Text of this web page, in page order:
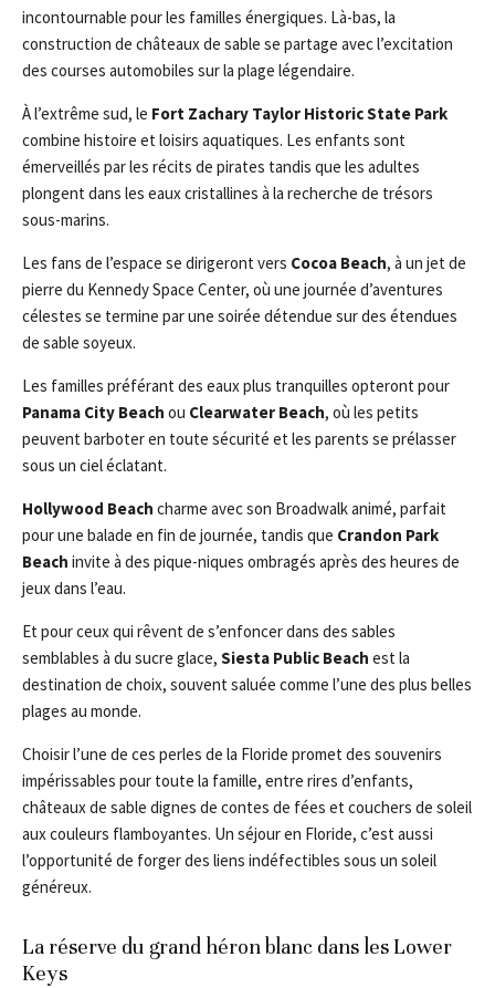
incontournable pour les familles énergiques. Là-bas, la
construction de châteaux de sable se partage avec l’excitation
des courses automobiles sur la plage légendaire.
À l’extrême sud, le Fort Zachary Taylor Historic State Park
combine histoire et loisirs aquatiques. Les enfants sont
émerveillés par les récits de pirates tandis que les adultes
plongent dans les eaux cristallines à la recherche de trésors
sous-marins.
Les fans de l’espace se dirigeront vers Cocoa Beach, à un jet de
pierre du Kennedy Space Center, où une journée d’aventures
célestes se termine par une soirée détendue sur des étendues
de sable soyeux.
Les familles préférant des eaux plus tranquilles opteront pour
Panama City Beach ou Clearwater Beach, où les petits
peuvent barboter en toute sécurité et les parents se prélasser
sous un ciel éclatant.
Hollywood Beach charme avec son Broadwalk animé, parfait
pour une balade en fin de journée, tandis que Crandon Park
Beach invite à des pique-niques ombragés après des heures de
jeux dans l’eau.
Et pour ceux qui rêvent de s’enfoncer dans des sables
semblables à du sucre glace, Siesta Public Beach est la
destination de choix, souvent saluée comme l’une des plus belles
plages au monde.
Choisir l’une de ces perles de la Floride promet des souvenirs
impérissables pour toute la famille, entre rires d’enfants,
châteaux de sable dignes de contes de fées et couchers de soleil
aux couleurs flamboyantes. Un séjour en Floride, c’est aussi
l’opportunité de forger des liens indéfectibles sous un soleil
généreux.
La réserve du grand héron blanc dans les Lower
Keys